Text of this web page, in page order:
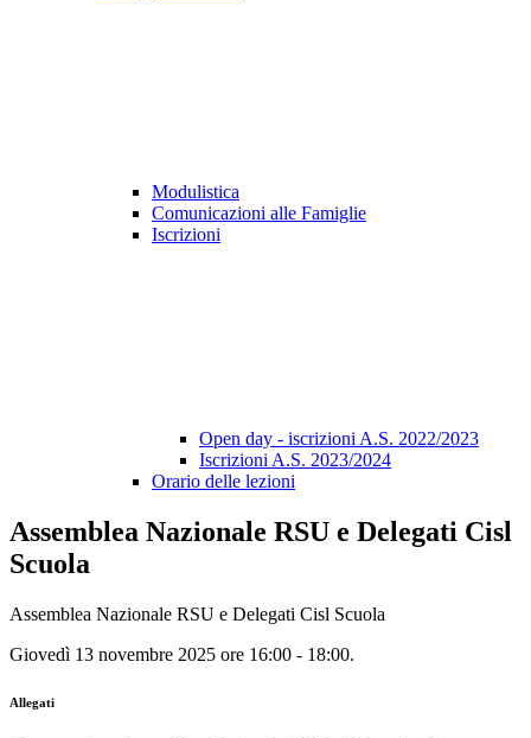
Modulistica
Comunicazioni alle Famiglie
Iscrizioni
Open day - iscrizioni A.S. 2022/2023
Iscrizioni A.S. 2023/2024
Orario delle lezioni
Assemblea Nazionale RSU e Delegati Cisl
Scuola
Assemblea Nazionale RSU e Delegati Cisl Scuola
Giovedì 13 novembre 2025 ore 16:00 - 18:00.
Allegati